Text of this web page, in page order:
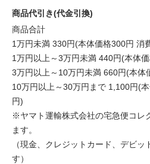
商品代引き(代金引換)
商品合計
1万円未満 330円(本体価格300円 消
1万円以上～3万円未満 440円(本体
3万円以上～10万円未満 660円(本体
10万円以上～30万円まで 1,100円(
円)
※ヤマト運輸株式会社の宅急便コレ
ます。
（現金、クレジットカード、デビッ
す）